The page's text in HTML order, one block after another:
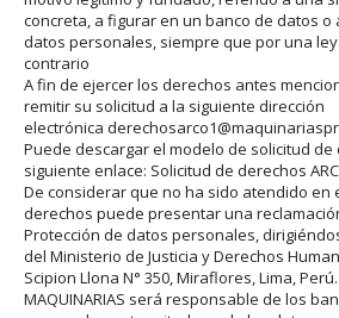
concreta, a figurar en un banco de datos o
datos personales, siempre que por una
contrario
A fin de ejercer los derechos antes
remitir su solicitud a la siguiente dirección
electrónica
Puede descargar el modelo de solicitud de
siguiente enlace: Solicitud de derechos
De considerar que no ha sido atendido en
derechos puede presentar una
Protección de datos personales,
del Ministerio de Justicia y Derechos
Scipion Llona N° 350, Miraflores, Lima, Perú.
MAQUINARIAS será responsable de los